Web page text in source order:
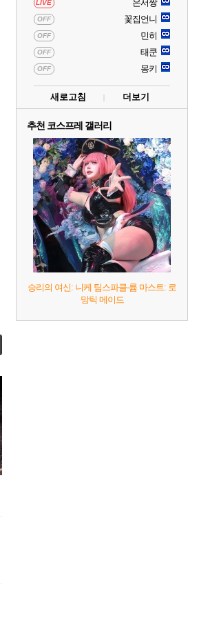
LIVE 은서짱
OFF 꽃집언니
OFF 민히
OFF 태쿤
OFF 몽키
새로고침 더보기
추천 코스프레 갤러리
승리의 여신: 니케 팀스파클-륨 마스트: 로
망틱 메이드